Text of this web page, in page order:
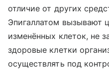
отличие от других
Эпигаллатом вызывают
изменённых клеток, не
здоровые клетки
осуществлять под